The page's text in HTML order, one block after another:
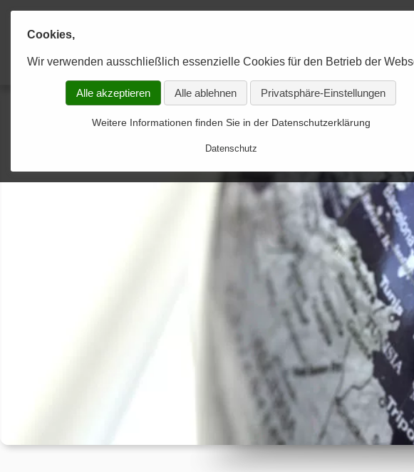
Cookies,
Wir verwenden ausschließlich essenzielle Cookies für den Betrieb der
Alle akzeptieren Alle ablehnen Privatsphäre-Einstellungen
Weitere Informationen finden Sie in der Datenschutzerklärung
Datenschutz
Familienrecht
Karaahmetoğlu & Kollegen
Anwaltskanzlei